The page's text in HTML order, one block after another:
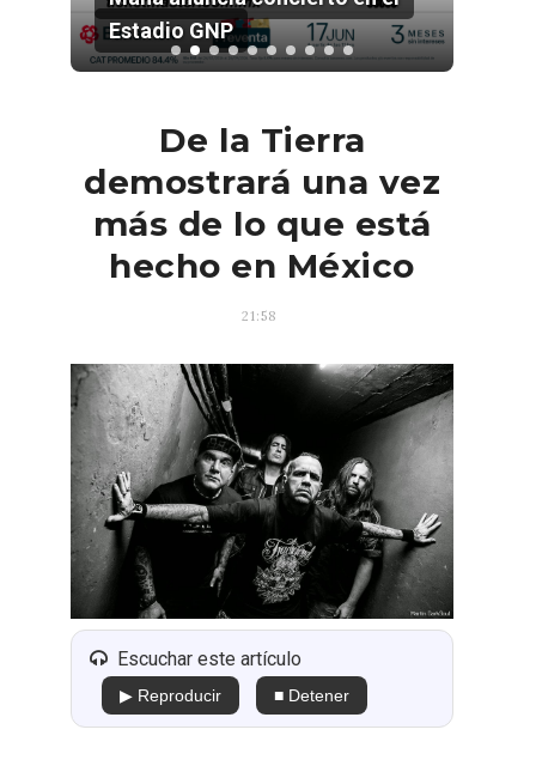
Estadio GNP
De la Tierra
demostrará una vez
más de lo que está
hecho en México
21:58
Escuchar este artículo
▶ Reproducir ■ Detener